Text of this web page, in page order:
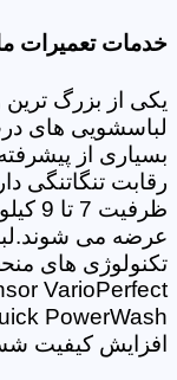
خدمات تعمیرات
یکی از بزرگ ترین
لباسشویی های
بسیاری از
رقابت تنگاتنگی
عرضه می
VarioPerfect
افزایش کیفیت